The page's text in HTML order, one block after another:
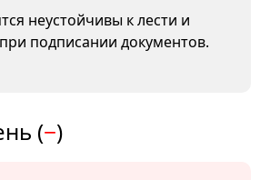
неустойчивы к лести и
подписании документов.
(−)